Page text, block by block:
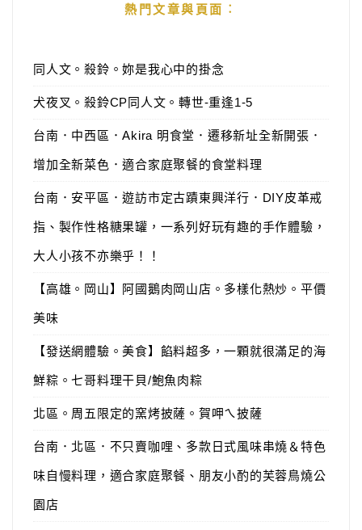
熱門文章與頁面︰
同人文。殺鈴。妳是我心中的掛念
犬夜叉。殺鈴CP同人文。轉世-重逢1-5
台南．中西區．Akira 明食堂．遷移新址全新開張．
增加全新菜色．適合家庭聚餐的食堂料理
台南．安平區．遊訪市定古蹟東興洋行．DIY皮革戒
指、製作性格糖果罐，一系列好玩有趣的手作體驗，
大人小孩不亦樂乎！！
【高雄。岡山】阿國鵝肉岡山店。多樣化熱炒。平價
美味
【發送網體驗。美食】餡料超多，一顆就很滿足的海
鮮粽。七哥料理干貝/鮑魚肉粽
北區。周五限定的窯烤披薩。賀呷ㄟ披薩
台南．北區．不只賣咖哩、多款日式風味串燒＆特色
味自慢料理，適合家庭聚餐、朋友小酌的芙蓉鳥燒公
園店